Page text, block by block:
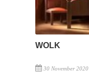
WOLK
30 November 2020